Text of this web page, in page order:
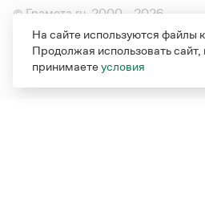
© Грамота.ru, 2000 – 2026
Свидетельство о регистрации
выдано 10.02.2023
Дизайн — Мария Екимова /
Мотка
На сайте используются файлы
Продолжая использовать сайт,
принимаетеусловия